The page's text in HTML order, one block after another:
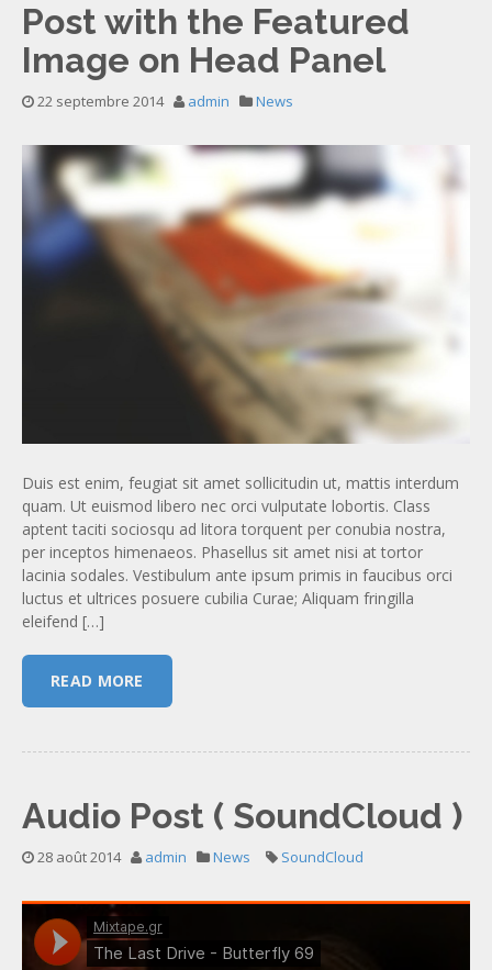
Post with the Featured
Image on Head Panel
22 septembre 2014 admin News
Duis est enim, feugiat sit amet sollicitudin ut, mattis interdum
quam. Ut euismod libero nec orci vulputate lobortis. Class
aptent taciti sociosqu ad litora torquent per conubia nostra,
per inceptos himenaeos. Phasellus sit amet nisi at tortor
lacinia sodales. Vestibulum ante ipsum primis in faucibus orci
luctus et ultrices posuere cubilia Curae; Aliquam fringilla
eleifend […]
READ MORE
Audio Post ( SoundCloud )
28 août 2014 admin News SoundCloud